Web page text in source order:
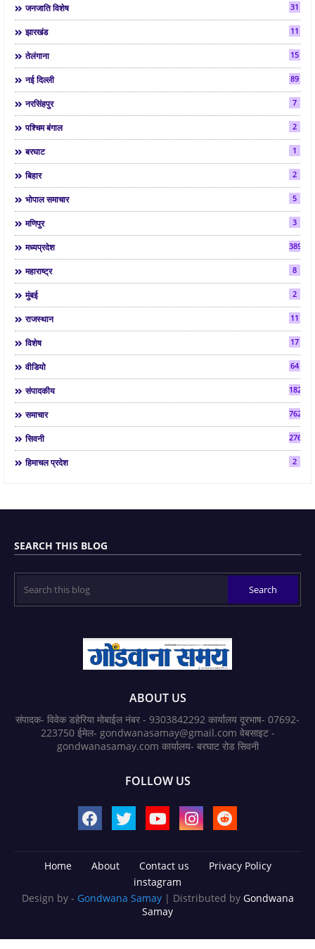
जनजाति विशेष 31
झारखंड 11
तेलंगाना 15
नई दिल्ली 89
नरसिंहपुर 7
पश्चिम बंगाल 2
बरघाट 1
बिहार 2
भोपाल समाचार 5
मणिपुर 3
मध्यप्रदेश 3892
महाराष्ट्र 8
मुंबई 2
राजस्थान 11
विशेष 17
वीडियो 64
संपादकीय 182
समाचार 7624
सिवनी 2763
हिमाचल प्रदेश 2
SEARCH THIS BLOG
ABOUT US
संपादक- विवेक डहेरिया मोबाईल नंबर - 9303842292 कार्यालय दूरभाष- 07692-
223750 ईमेल- gondwanasamay@gmail.com वेबसाइट -
gondwanasamay.com कार्यालय- बरघाट रोड सिवनी
FOLLOW US
Home About Contact us
Privacy Policy
instagram
Design by - Gondwana Samay | Distributed by Gondwana
Samay